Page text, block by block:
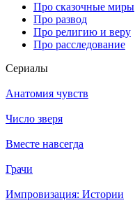
Про сказочные миры
Про развод
Про религию и веру
Про расследование
Се­риа­лы
Анатомия чувств
Число зверя
Вместе навсегда
Грачи
Импровизация: Истории